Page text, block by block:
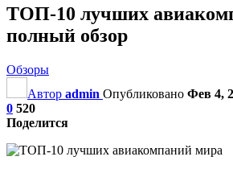
ТОП-10 лучших
полный обзор
Обзоры
Автор admin Опубликовано Фев 4,
0 520
Поделится